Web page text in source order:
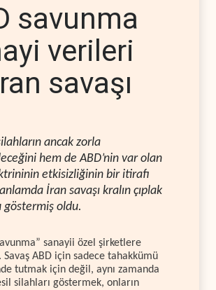
savunma
verileri
savaşı
ancak zorla
hem de ABD’nin var olan
etkisizliğinin bir itirafı
İran savaşı kralın çıplak
göstermiş oldu.
sanayii özel şirketlere
ABD için sadece tahakkümü
tutmak için değil, aynı zamanda
silahları göstermek, onların